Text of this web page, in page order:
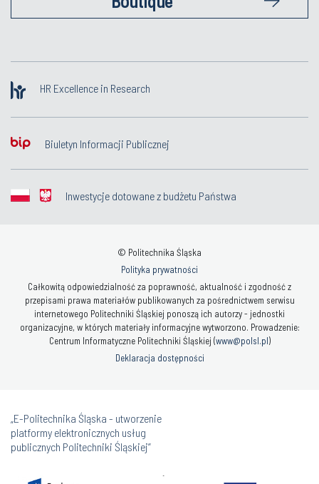
HR Excellence in Research
Biuletyn Informacji Publicznej
Inwestycje dotowane z budżetu Państwa
© Politechnika Śląska
Polityka prywatności
Całkowitą odpowiedzialność za poprawność, aktualność i zgodność z
przepisami prawa materiałów publikowanych za pośrednictwem serwisu
internetowego Politechniki Śląskiej ponoszą ich autorzy - jednostki
organizacyjne, w których materiały informacyjne wytworzono. Prowadzenie:
Centrum Informatyczne Politechniki Śląskiej (www@polsl.pl)
Deklaracja dostępności
„E-Politechnika Śląska - utworzenie
platformy elektronicznych usług
publicznych Politechniki Śląskiej”